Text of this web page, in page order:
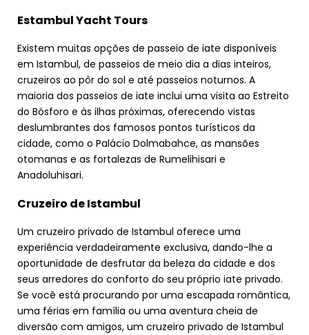
Estambul Yacht Tours
Existem muitas opções de passeio de iate disponíveis
em Istambul, de passeios de meio dia a dias inteiros,
cruzeiros ao pôr do sol e até passeios noturnos. A
maioria dos passeios de iate inclui uma visita ao Estreito
do Bósforo e às ilhas próximas, oferecendo vistas
deslumbrantes dos famosos pontos turísticos da
cidade, como o Palácio Dolmabahce, as mansões
otomanas e as fortalezas de Rumelihisari e
Anadoluhisari.
Cruzeiro de Istambul
Um cruzeiro privado de Istambul oferece uma
experiência verdadeiramente exclusiva, dando-lhe a
oportunidade de desfrutar da beleza da cidade e dos
seus arredores do conforto do seu próprio iate privado.
Se você está procurando por uma escapada romântica,
uma férias em família ou uma aventura cheia de
diversão com amigos, um cruzeiro privado de Istambul